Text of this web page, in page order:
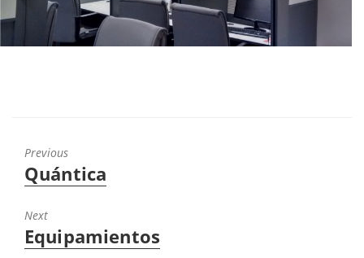
Previous
Quántica
Next
Equipamientos